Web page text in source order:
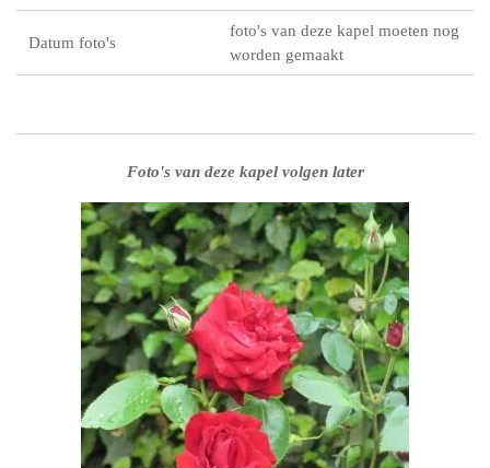
Datum foto's
foto's van deze kapel moeten nog
worden gemaakt
Foto's van deze kapel volgen later